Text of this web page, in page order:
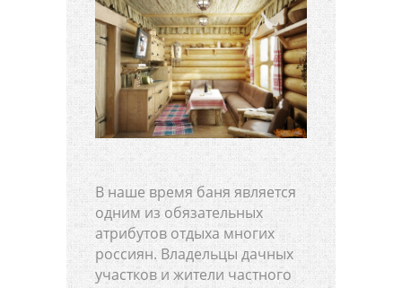
В наше время баня является
одним из обязательных
атрибутов отдыха многих
россиян. Владельцы дачных
участков и жители частного